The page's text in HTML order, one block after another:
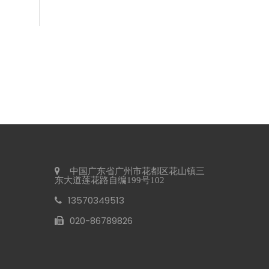
中国广东省广州市花都区花山镇三
东大道莲花路自编199号102
13570349513
020-86789826​​​​​​​